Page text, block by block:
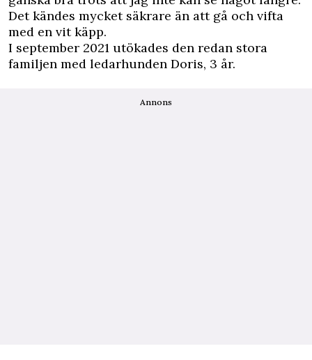
Det kändes mycket säkrare än att gå och vifta
med en vit käpp.
I september 2021 utökades den redan stora
familjen med ledarhunden Doris, 3 år.
Annons